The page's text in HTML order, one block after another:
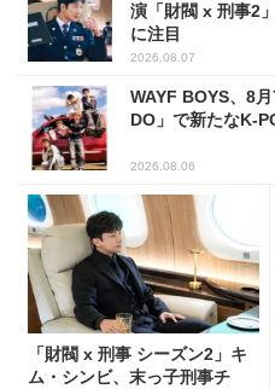
演「財閥 x 刑事2
に注目
2026.08.07
WAYF BOYS、8
DO」で新たなK-
2026.08.06
「財閥 x 刑事 シーズン2」キ
ム・シンビ、末っ子刑事チ